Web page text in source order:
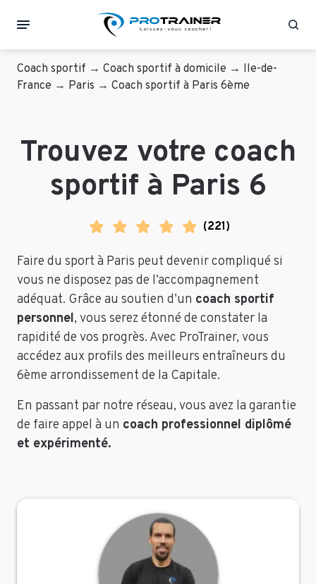
Coach sportif → Coach sportif à domicile → Ile-de-
France → Paris → Coach sportif à Paris 6ème
Trouvez votre coach
sportif à Paris 6
(221)
Faire du sport à Paris peut devenir compliqué si
vous ne disposez pas de l’accompagnement
adéquat. Grâce au soutien d’un coach sportif
personnel, vous serez étonné de constater la
rapidité de vos progrès. Avec ProTrainer, vous
accédez aux profils des meilleurs entraîneurs du
6ème arrondissement de la Capitale.
En passant par notre réseau, vous avez la garantie
de faire appel à un coach professionnel diplômé
et expérimenté.